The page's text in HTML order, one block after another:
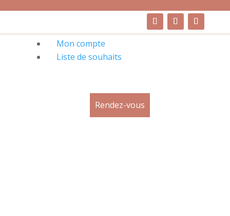
Mon compte
Liste de souhaits
Rendez-vous